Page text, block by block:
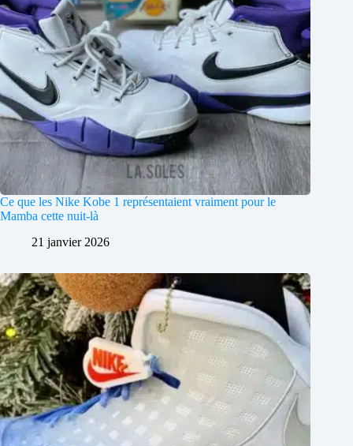
Ce que les Nike Kobe 1 représentaient vraiment pour le
Mamba cette nuit-là
21 janvier 2026